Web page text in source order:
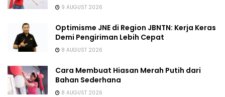
9 AUGUST 2026
Optimisme JNE di Region JBNTN: Kerja Keras
Demi Pengiriman Lebih Cepat
8 AUGUST 2026
Cara Membuat Hiasan Merah Putih dari
Bahan Sederhana
8 AUGUST 2026